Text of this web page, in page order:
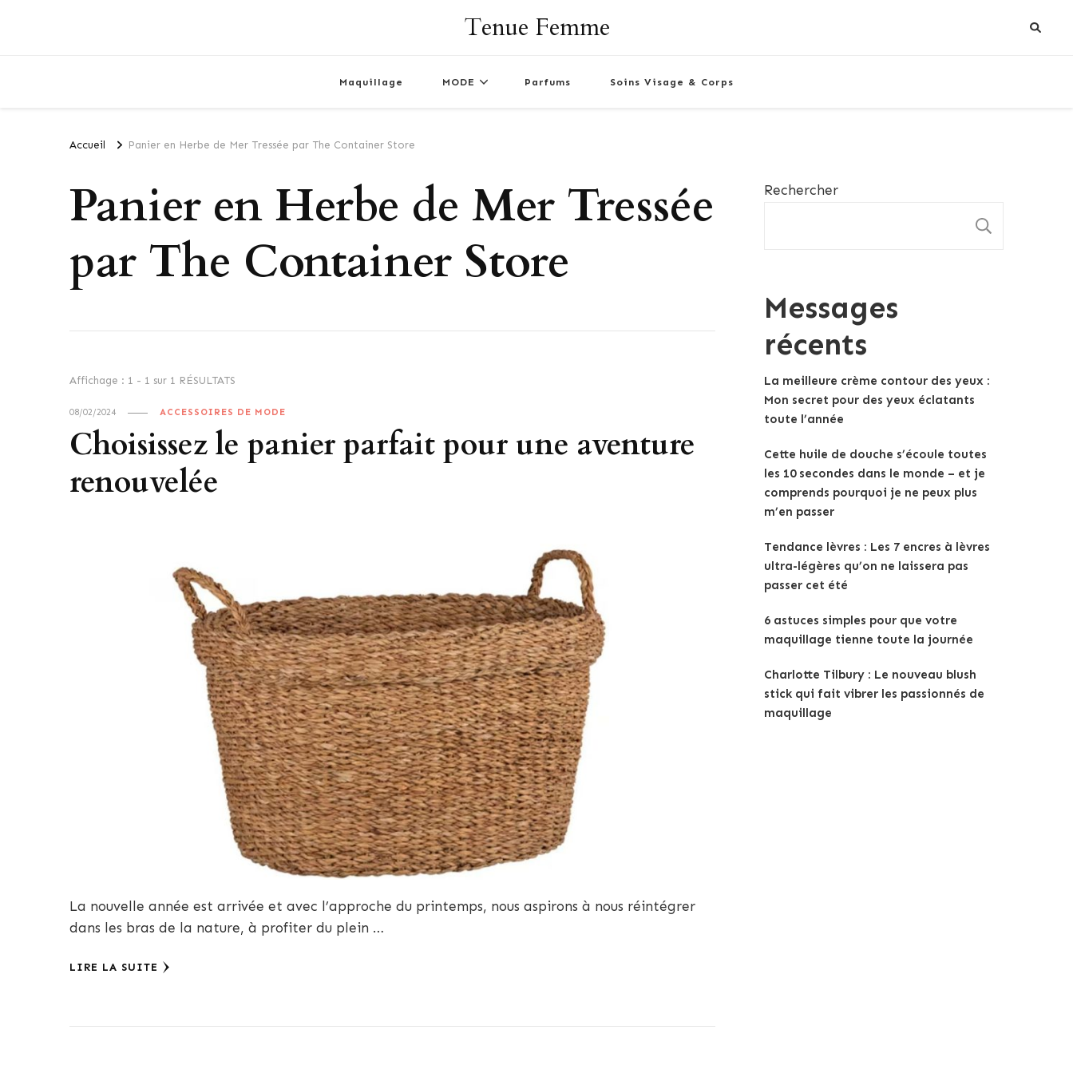
Tenue Femme
Maquillage MODE Parfums Soins Visage & Corps
Accueil Panier en Herbe de Mer Tressée par The Container Store
Panier en Herbe de Mer Tressée
par The Container Store
Affichage : 1 - 1 sur 1 RÉSULTATS
08/02/2024 ACCESSOIRES DE MODE
Choisissez le panier parfait pour une aventure
renouvelée
La nouvelle année est arrivée et avec l’approche du printemps, nous aspirons à nous réintégrer
dans les bras de la nature, à profiter du plein …
LIRE LA SUITE
Rechercher
Messages
récents
La meilleure crème contour des yeux :
Mon secret pour des yeux éclatants
toute l’année
Cette huile de douche s’écoule toutes
les 10 secondes dans le monde – et je
comprends pourquoi je ne peux plus
m’en passer
Tendance lèvres : Les 7 encres à lèvres
ultra-légères qu’on ne laissera pas
passer cet été
6 astuces simples pour que votre
maquillage tienne toute la journée
Charlotte Tilbury : Le nouveau blush
stick qui fait vibrer les passionnés de
maquillage